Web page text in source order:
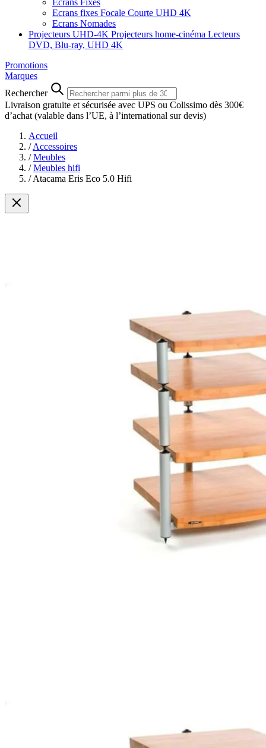
Ecrans Fixes
Ecrans fixes Focale Courte UHD 4K
Ecrans Nomades
Projecteurs UHD-4K Projecteurs home-cinéma Lecteurs
DVD, Blu-ray, UHD 4K
Promotions
Marques
Rechercher
Livraison gratuite et sécurisée avec UPS ou Colissimo dès 300€
d’achat (valable dans l’UE, à l’international sur devis)
Accueil
/ Accessoires
/ Meubles
/ Meubles hifi
/ Atacama Eris Eco 5.0 Hifi